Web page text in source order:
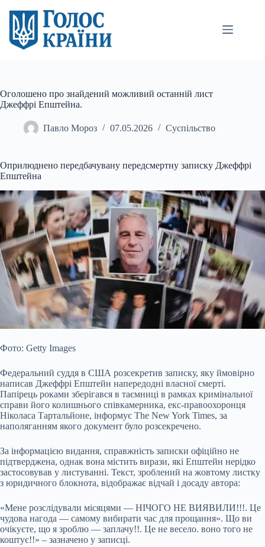
вмісту
Оголошено про знайдений можливий останній лист
Джеффрі Епштейна.
Павло Мороз 07.05.2026 Суспільство
Оприлюднено передбачувану передсмертну записку Джеффрі
Епштейна
Фото: Getty Images
Федеральний суддя в США розсекретив записку, яку ймовірно
написав Джеффрі Епштейн напередодні власної смерті.
Папірець роками зберігався в таємниці в рамках кримінальної
справи його колишнього співкамерника, екс-правоохоронця
Ніколаса Тартальйоне, інформує The New York Times, за
наполяганням якого документ було розсекречено.
За інформацією видання, справжність записки офіційно не
підтверджена, однак вона містить вирази, які Епштейн нерідко
застосовував у листуванні. Текст, зроблений на жовтому листку
з юридичного блокнота, відображає відчай і досаду автора:
«Мене розслідували місяцями — НІЧОГО НЕ ВИЯВИЛИ!!!. Це
чудова нагода — самому вибирати час для прощання». Що ви
очікуєте, що я зроблю — заплачу!!. Це не весело. воно того не
коштує!!» – зазначено у записці.